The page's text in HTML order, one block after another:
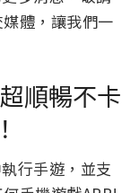
體，讓我們一
順暢不卡
行手遊，並支